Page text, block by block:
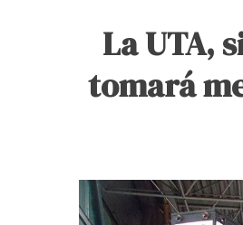
La UTA,
tomará